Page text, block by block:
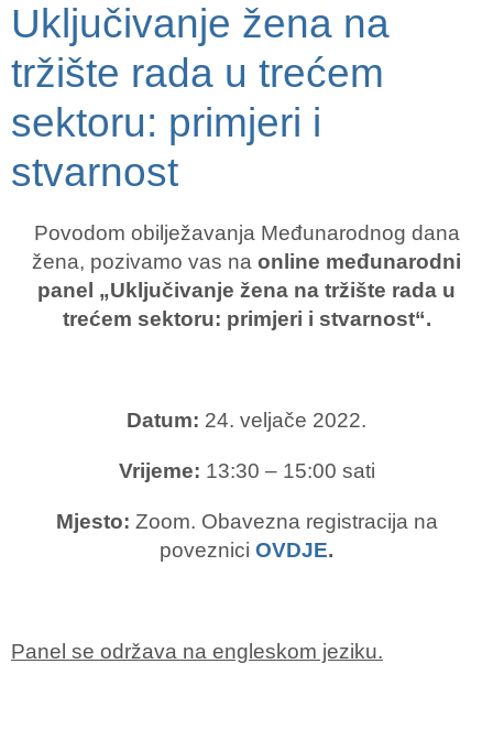
Uključivanje žena na
tržište rada u trećem
sektoru: primjeri i
stvarnost
Povodom obilježavanja Međunarodnog dana
žena, pozivamo vas na online međunarodni
panel „Uključivanje žena na tržište rada u
trećem sektoru: primjeri i stvarnost“.
Datum: 24. veljače 2022.
Vrijeme: 13:30 – 15:00 sati
Mjesto: Zoom. Obavezna registracija na
poveznici OVDJE.
Panel se održava na engleskom jeziku.